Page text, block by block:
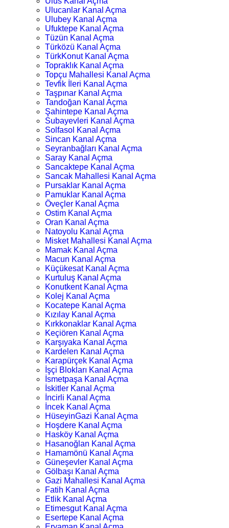
Ulucanlar Kanal Açma
Ulubey Kanal Açma
Ufuktepe Kanal Açma
Tüzün Kanal Açma
Türközü Kanal Açma
TürkKonut Kanal Açma
Topraklık Kanal Açma
Topçu Mahallesi Kanal Açma
Tevfik İleri Kanal Açma
Taşpınar Kanal Açma
Tandoğan Kanal Açma
Şahintepe Kanal Açma
Subayevleri Kanal Açma
Solfasol Kanal Açma
Sincan Kanal Açma
Seyranbağları Kanal Açma
Saray Kanal Açma
Sancaktepe Kanal Açma
Sancak Mahallesi Kanal Açma
Pursaklar Kanal Açma
Pamuklar Kanal Açma
Öveçler Kanal Açma
Ostim Kanal Açma
Oran Kanal Açma
Natoyolu Kanal Açma
Misket Mahallesi Kanal Açma
Mamak Kanal Açma
Macun Kanal Açma
Küçükesat Kanal Açma
Kurtuluş Kanal Açma
Konutkent Kanal Açma
Kolej Kanal Açma
Kocatepe Kanal Açma
Kızılay Kanal Açma
Kırkkonaklar Kanal Açma
Keçiören Kanal Açma
Karşıyaka Kanal Açma
Kardelen Kanal Açma
Karapürçek Kanal Açma
İşçi Blokları Kanal Açma
İsmetpaşa Kanal Açma
İskitler Kanal Açma
İncirli Kanal Açma
İncek Kanal Açma
HüseyinGazi Kanal Açma
Hoşdere Kanal Açma
Hasköy Kanal Açma
Hasanoğlan Kanal Açma
Hamamönü Kanal Açma
Güneşevler Kanal Açma
Gölbaşı Kanal Açma
Gazi Mahallesi Kanal Açma
Fatih Kanal Açma
Etlik Kanal Açma
Etimesgut Kanal Açma
Esertepe Kanal Açma